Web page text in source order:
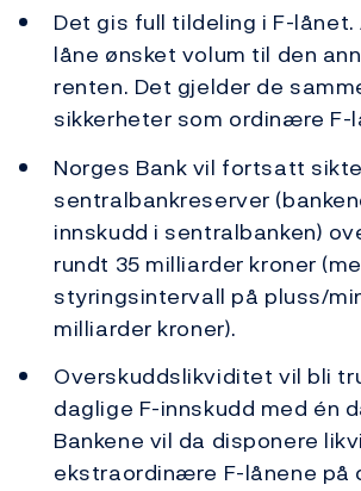
Det gis full tildeling i F-
låne ønsket volum til den
renten. Det gjelder de
sikkerheter som ordinære F-
Norges Bank vil fortsatt
sentralbankreserver
innskudd i sentralbanken)
rundt 35 milliarder kroner
styringsintervall på pluss/
milliarder kroner).
Overskuddslikviditet vil bli
daglige F-innskudd med én
Bankene vil da disponere
ekstraordinære F-lånene på